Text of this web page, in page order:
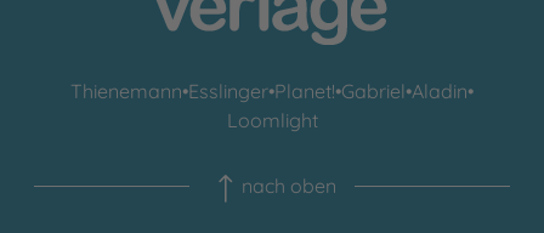
Thienemann•Esslinger•Planet!•Gabriel•Aladin•
Loomlight
nach oben